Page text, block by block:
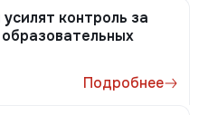
контроль за
Подробнее